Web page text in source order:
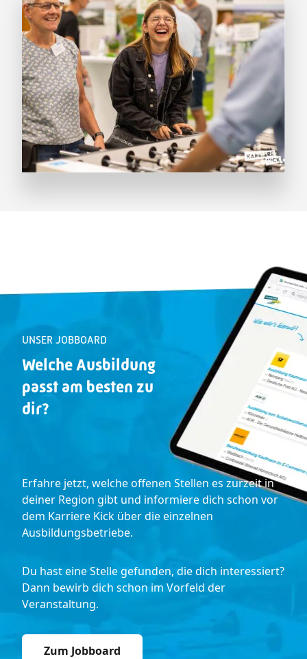
UNSER JOBBOARD
Welche Ausbildung
passt am besten zu
dir?
Erfahre jetzt, welche offenen Stellen es zurzeit in
deiner Region gibt und informiere dich schon vor
dem Karriere Kick über die einzelnen
Ausbildungsbetriebe.
Du hast eine Stelle gefunden, die dich interessiert?
Dann bewirb dich schon im Vorfeld der
Veranstaltung.
Zum Jobboard